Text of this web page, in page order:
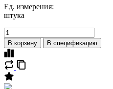
Ед. измерения:
штука
В корзину В спецификацию